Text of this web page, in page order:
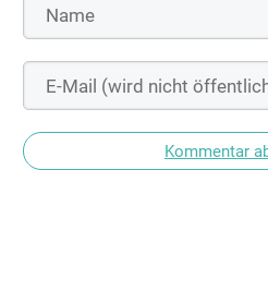
Kommentar